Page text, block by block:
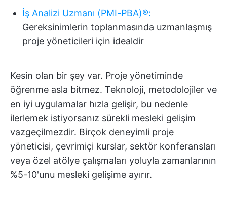
İş Analizi Uzmanı (PMI-PBA)®:
Gereksinimlerin toplanmasında uzmanlaşmış
proje yöneticileri için idealdir
Kesin olan bir şey var. Proje yönetiminde
öğrenme asla bitmez. Teknoloji, metodolojiler ve
en iyi uygulamalar hızla gelişir, bu nedenle
ilerlemek istiyorsanız sürekli mesleki gelişim
vazgeçilmezdir. Birçok deneyimli proje
yöneticisi, çevrimiçi kurslar, sektör konferansları
veya özel atölye çalışmaları yoluyla zamanlarının
%5-10'unu mesleki gelişime ayırır.